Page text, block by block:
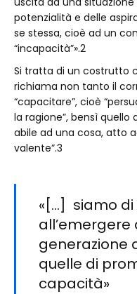
potenzialità e delle
se stessa, cioè ad un
“incapacità”».2
Si tratta di un costrutto
richiama non tanto il
“capacitare”, cioè
la ragione”, bensì quello
abile ad una cosa, atto
valente”.3
«[…] siamo
all’emergere
generazione
quelle di
capacità»